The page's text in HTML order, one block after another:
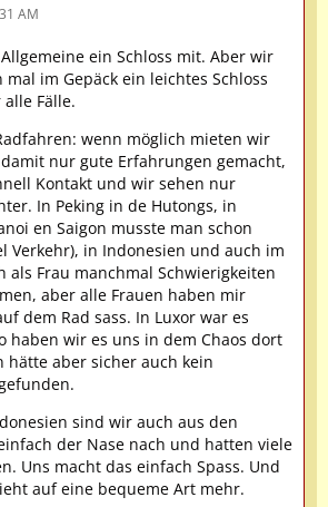
AM
ein Schloss mit. Aber wir
im Gepäck ein leichtes Schloss
Fälle.
wenn möglich mieten wir
nur gute Erfahrungen gemacht,
Kontakt und wir sehen nur
In Peking in de Hutongs, in
en Saigon musste man schon
Verkehr), in Indonesien und auch im
als Frau manchmal Schwierigkeiten
aber alle Frauen haben mir
dem Rad sass. In Luxor war es
haben wir es uns in dem Chaos dort
hätte aber sicher auch kein
sind wir auch aus den
der Nase nach und hatten viele
Uns macht das einfach Spass. Und
auf eine bequeme Art mehr.